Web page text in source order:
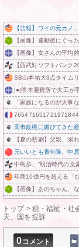
【悲報】ワイの元カノ
【画像】運動後にぐっ
【画像】女さんの平均
【西武対ソフトバンク
SB山本祐大3点タイム
|●|熊本避難所で大工が
「家族になるのが大事
765471651721971844
高市政権に媚びてきた
【夏の悲劇】父親、溺
元いいとも青年隊、中
中島歩、“明治時代の文
年商10億円を超える「
【画像】あのちゃん、
トップ> 税・福祉・社
天、国を提訴
0コメント